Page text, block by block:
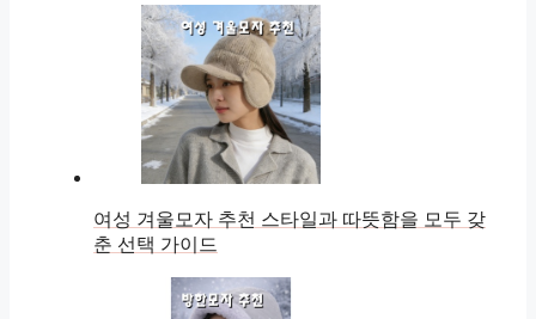
여성 겨울모자 추천 스타일과 따뜻함을 모두 갖
춘 선택 가이드